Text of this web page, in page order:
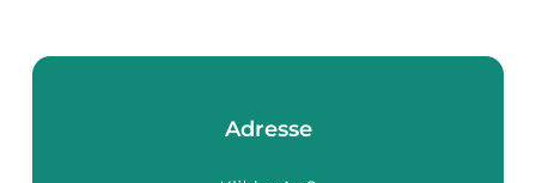
Adresse